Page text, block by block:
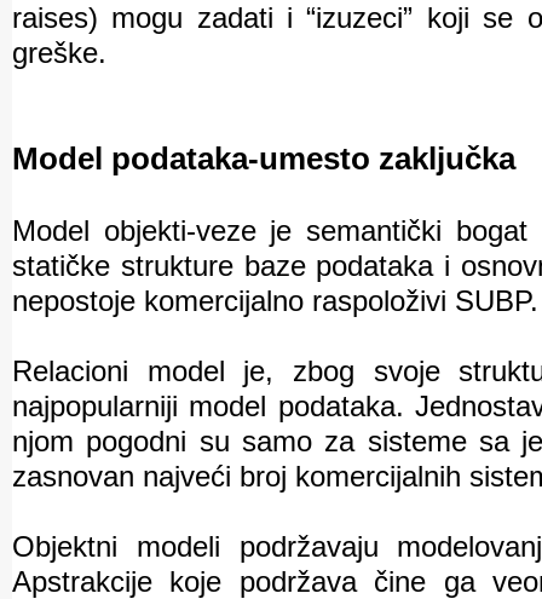
raises) mogu zadati i “izuzeci” koji se
greške.
Model podataka-umesto zaključka
Model objekti-veze je semantički
statičke strukture baze podataka i
nepostoje komercijalno raspoloživi SUBP.
Relacioni model je, zbog svoje
najpopularniji model podataka.
njom pogodni su samo za sisteme sa
zasnovan najveći broj komercijalnih
Objektni modeli podržavaju
Apstrakcije koje podržava čine ga